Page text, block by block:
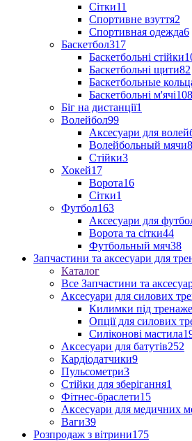
Сітки11
Спортивне взуття2
Спортивная одежда6
Баскетбол317
Баскетбольні стійки
Баскетбольні щити82
Баскетбольные
Баскетбольні м'ячі108
Біг на дистанції1
Волейбол99
Аксесуари для
Волейбольный мячи
Стійки3
Хокей17
Ворота16
Сітки1
Футбол163
Аксесуари для
Ворота та сітки44
Футбольный мяч38
Запчастини та аксесуари для
Каталог
Все Запчастини та
Аксесуари для силових
Килимки під
Опції для силових
Силіконові мастила
Аксесуари для батутів252
Кардіодатчики9
Пульсометри3
Стійки для зберігання1
Фітнес-браслети15
Аксесуари для медичних
Ваги39
Розпродаж з вітрини175